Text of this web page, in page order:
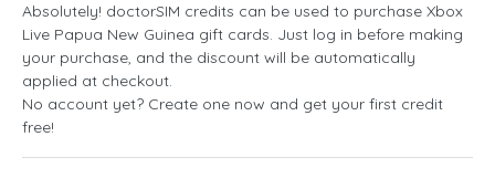
Absolutely! doctorSIM credits can be used to purchase Xbox
Live Papua New Guinea gift cards. Just log in before making
your purchase, and the discount will be automatically
applied at checkout.
No account yet? Create one now and get your first credit
free!